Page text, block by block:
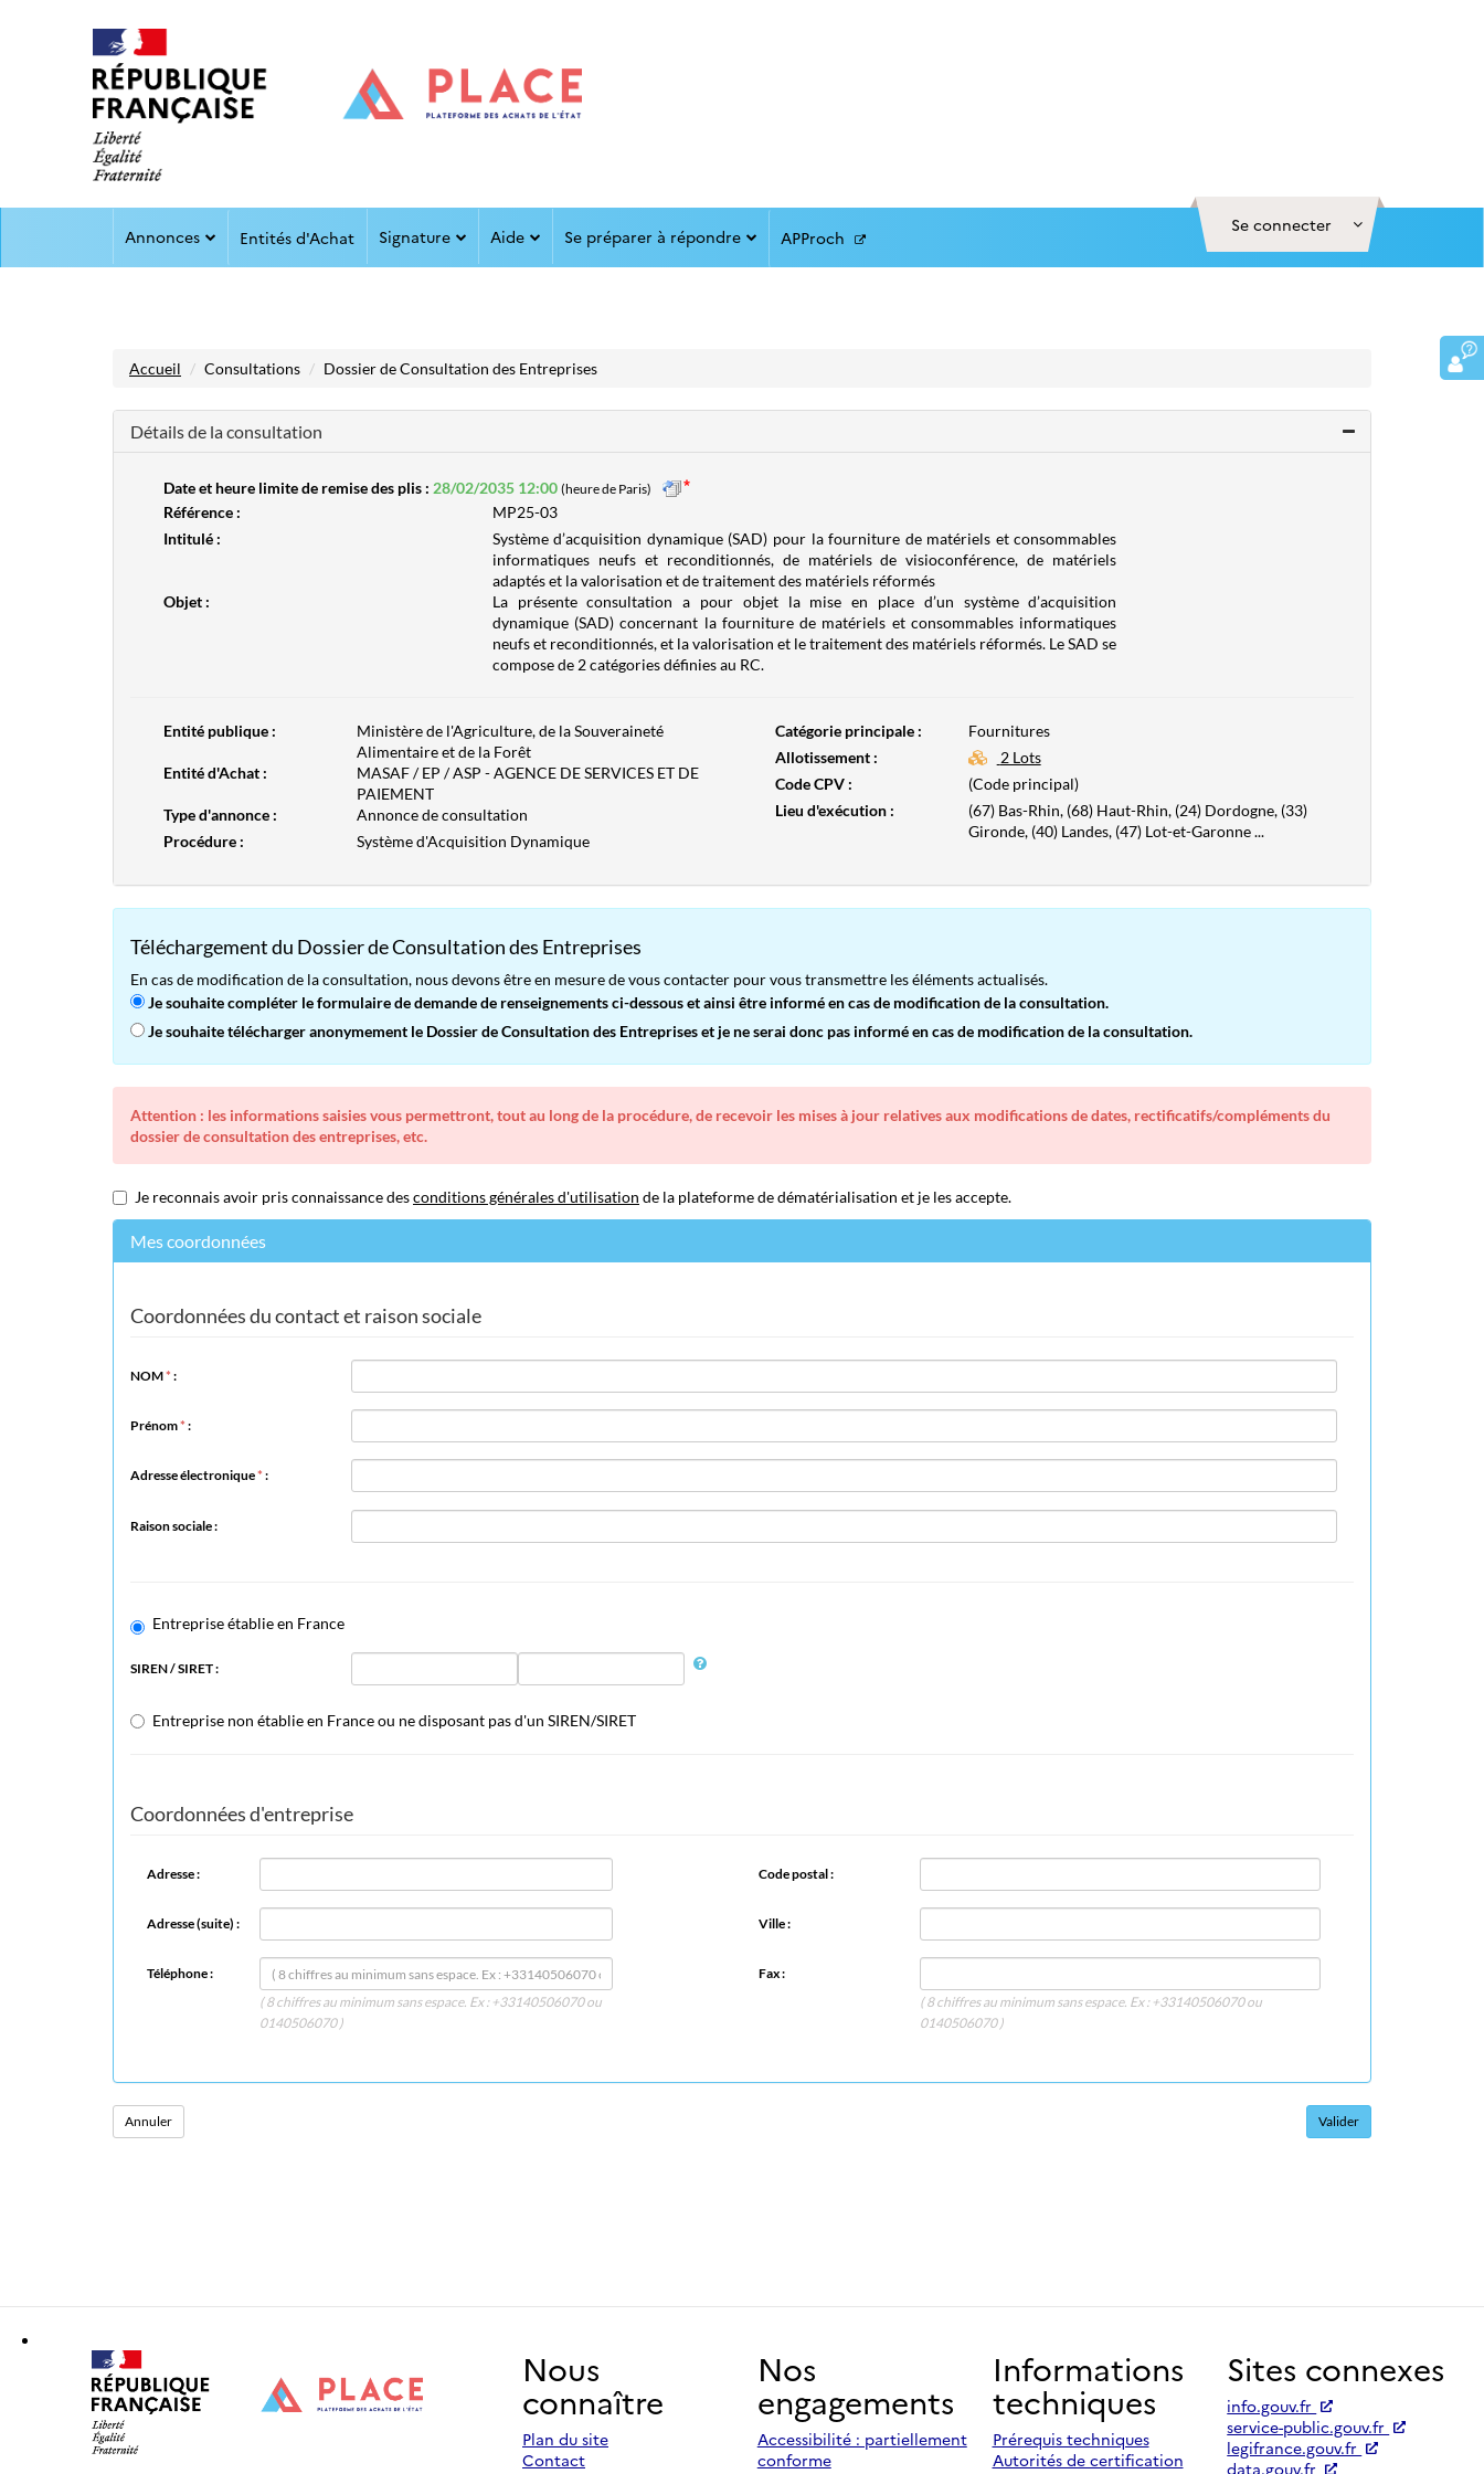
Se connecter
Annonces Entités d'Achat Signature Aide Se préparer à répondre APProch
Accueil Consultations Dossier de Consultation des Entreprises
Détails de la consultation
Date et heure limite de remise des plis : 28/02/2035 12:00 (heure de Paris)
Référence :
MP25-03
Intitulé :
Système d’acquisition dynamique (SAD) pour la fourniture de matériels et consommables
informatiques neufs et reconditionnés, de matériels de visioconférence, de matériels
adaptés et la valorisation et de traitement des matériels réformés
Objet :
La présente consultation a pour objet la mise en place d’un système d’acquisition
dynamique (SAD) concernant la fourniture de matériels et consommables informatiques
neufs et reconditionnés, et la valorisation et le traitement des matériels réformés. Le SAD se
compose de 2 catégories définies au RC.
Entité publique :
Ministère de l'Agriculture, de la Souveraineté
Alimentaire et de la Forêt
Entité d'Achat :
MASAF / EP / ASP - AGENCE DE SERVICES ET DE
PAIEMENT
Type d'annonce :
Annonce de consultation
Procédure :
Système d'Acquisition Dynamique
Catégorie principale :
Fournitures
Allotissement :
2 Lots
Code CPV :
(Code principal)
Lieu d'exécution :
(67) Bas-Rhin, (68) Haut-Rhin, (24) Dordogne, (33)
Gironde, (40) Landes, (47) Lot-et-Garonne...
Téléchargement du Dossier de Consultation des Entreprises
En cas de modification de la consultation, nous devons être en mesure de vous contacter pour vous transmettre les éléments actualisés.
Je souhaite compléter le formulaire de demande de renseignements ci-dessous et ainsi être informé en cas de modification de la consultation.
Je souhaite télécharger anonymement le Dossier de Consultation des Entreprises et je ne serai donc pas informé en cas de modification de la consultation.
Attention : les informations saisies vous permettront, tout au long de la procédure, de recevoir les mises à jour relatives aux modifications de dates, rectificatifs/compléments du
dossier de consultation des entreprises, etc.
Je reconnais avoir pris connaissance desconditions générales d'utilisation de la plateforme de dématérialisation et je les accepte.
Mes coordonnées
Coordonnées du contact et raison sociale
NOM* :
Prénom* :
Adresse électronique* :
Raison sociale :
Entreprise établie en France
SIREN / SIRET :
Entreprise non établie en France ou ne disposant pas d'un SIREN/SIRET
Coordonnées d'entreprise
Adresse :
Adresse (suite) :
Téléphone :
( 8 chiffres au minimum sans espace. Ex : +33140506070 ou
0140506070 )
Code postal :
Ville :
Fax :
( 8 chiffres au minimum sans espace. Ex : +33140506070 ou
0140506070 )
Nous
connaître
Plan du site
Contact
Nos
engagements
Accessibilité : partiellement
conforme
Informations
techniques
Prérequis techniques
Autorités de certification
Sites connexes
info.gouv.fr
service-public.gouv.fr
legifrance.gouv.fr
data.gouv.fr